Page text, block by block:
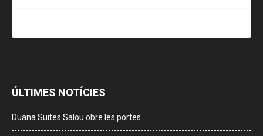
ÚLTIMES NOTÍCIES
Duana Suites Salou obre les portes